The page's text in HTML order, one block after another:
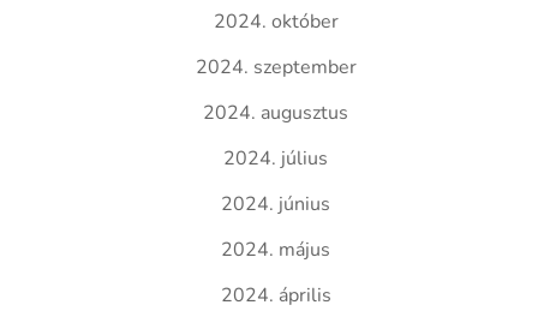
2024. október
2024. szeptember
2024. augusztus
2024. július
2024. június
2024. május
2024. április